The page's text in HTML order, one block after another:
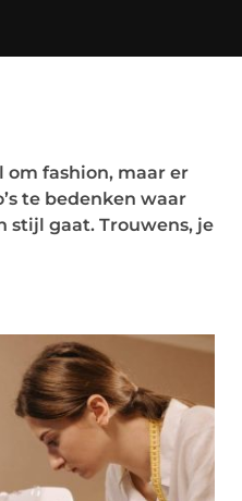
om fashion, maar er
te bedenken waar
gaat. Trouwens, je